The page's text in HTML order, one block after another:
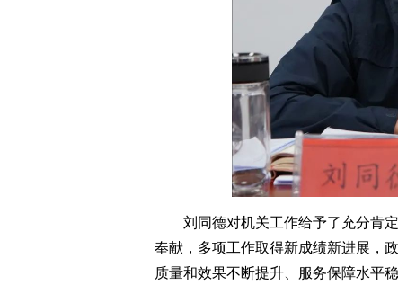
刘同德对机关工作给予了充分肯
奉献，多项工作取得新成绩新进展，
质量和效果不断提升、服务保障水平